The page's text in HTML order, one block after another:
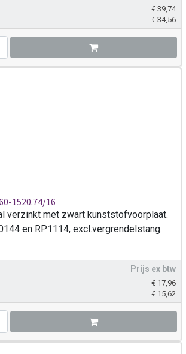
€ 39,74
€ 34,56
1520.74/16
verzinkt met zwart kunststofvoorplaat.
en RP1114, excl.vergrendelstang.
Prijs ex btw
€ 17,96
€ 15,62